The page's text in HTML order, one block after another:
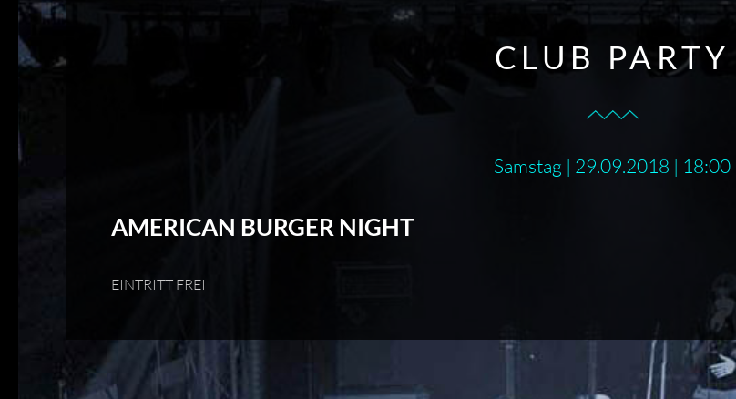
CLUB PARTY
Samstag | 29.09.2018 | 18:00
AMERICAN BURGER NIGHT
EINTRITT FREI